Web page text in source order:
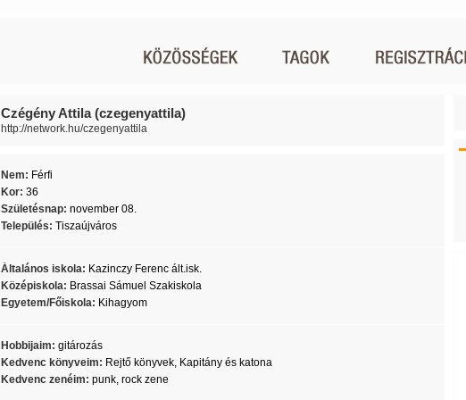
Czégény Attila (czegenyattila)
http://network.hu/czegenyattila
Nem: Férfi
Kor: 36
Születésnap: november 08.
Település: Tiszaújváros
Általános iskola: Kazinczy Ferenc ált.isk.
Középiskola: Brassai Sámuel Szakiskola
Egyetem/Főiskola: Kihagyom
Hobbijaim: gitározás
Kedvenc könyveim: Rejtő könyvek, Kapitány és katona
Kedvenc zenéim: punk, rock zene